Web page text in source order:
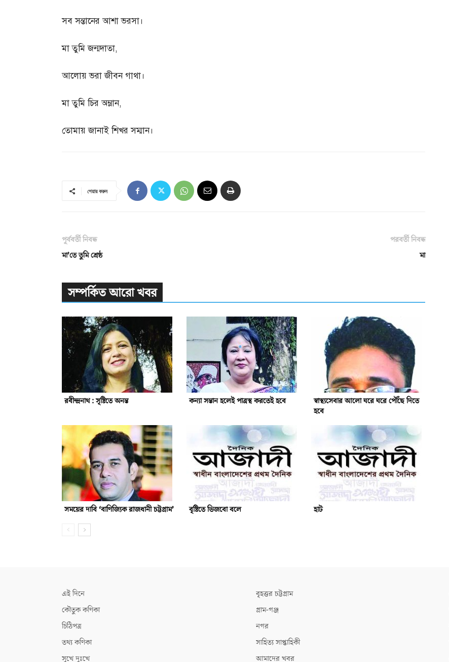
সব সন্তানের আশা ভরসা।
মা তুমি জন্মদাতা,
আলোয় ভরা জীবন গাথা।
মা তুমি চির অম্লান,
তোমায় জানাই শিখর সম্মান।
শেয়ার করুন
পূর্ববর্তী নিবন্ধ
মা’তে তুমি শ্রেষ্ঠ
পরবর্তী নিবন্ধ
মা
সম্পর্কিত আরো খবর
রবীন্দ্রনাথ : সৃষ্টিতে অনন্ত কন্যা সন্তান হলেই পাত্রস্থ করতেই হবে
স্বাস্থ্যসেবার আলো ঘরে ঘরে পৌঁছে দিতে
হবে
সময়ের দাবি ‘বাণিজ্যিক রাজধানী চট্টগ্রাম’ বৃষ্টিতে ভিজবো বলে হাট
এই দিনে
কৌতুক কণিকা
চিঠিপত্র
তথ্য কণিকা
সুখে দুঃখে
বৃহত্তর চট্টগ্রাম
গ্রাম-গঞ্জ
নগর
সাহিত্য সাপ্তাহিকী
আমাদের খবর